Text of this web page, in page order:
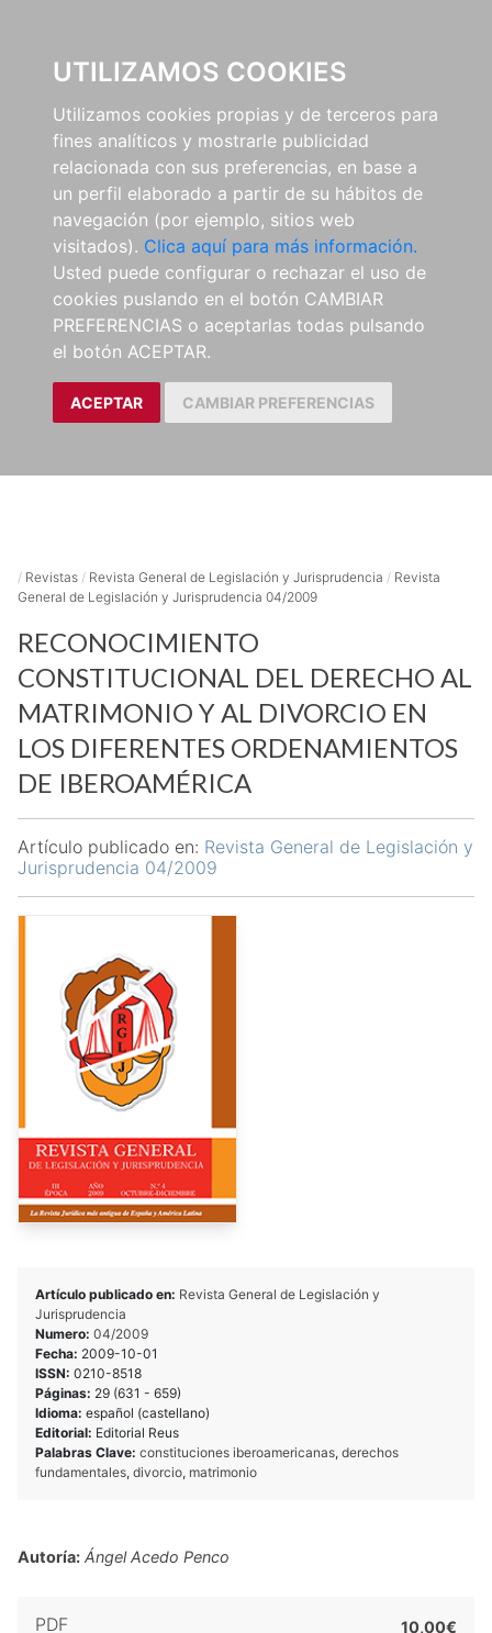
UTILIZAMOS COOKIES
Utilizamos cookies propias y de terceros para
fines analíticos y mostrarle publicidad
relacionada con sus preferencias, en base a
un perfil elaborado a partir de su hábitos de
navegación (por ejemplo, sitios web
visitados). Clica aquí para más información.
Usted puede configurar o rechazar el uso de
cookies puslando en el botón CAMBIAR
PREFERENCIAS o aceptarlas todas pulsando
el botón ACEPTAR.
ACEPTAR CAMBIAR PREFERENCIAS
/ Revistas / Revista General de Legislación y Jurisprudencia / Revista
General de Legislación y Jurisprudencia 04/2009
RECONOCIMIENTO
CONSTITUCIONAL DEL DERECHO AL
MATRIMONIO Y AL DIVORCIO EN
LOS DIFERENTES ORDENAMIENTOS
DE IBEROAMÉRICA
Artículo publicado en: Revista General de Legislación y
Jurisprudencia 04/2009
Artículo publicado en: Revista General de Legislación y
Jurisprudencia
Numero: 04/2009
Fecha: 2009-10-01
ISSN: 0210-8518
Páginas: 29 (631 - 659)
Idioma: español (castellano)
Editorial: Editorial Reus
Palabras Clave: constituciones iberoamericanas, derechos
fundamentales, divorcio, matrimonio
Autoría: Ángel Acedo Penco
PDF 10,00€